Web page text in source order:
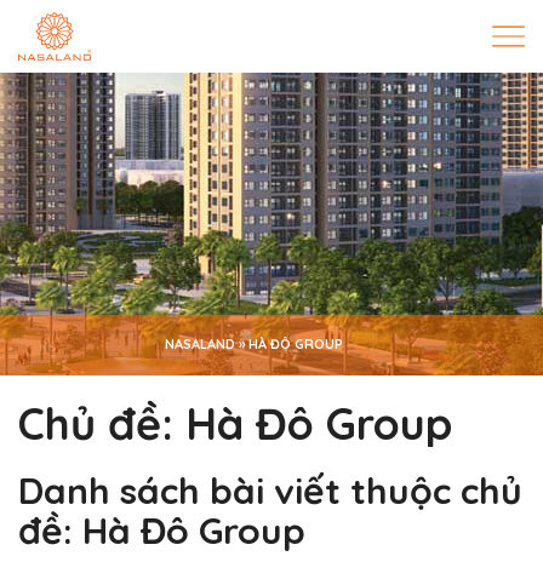
NASALAND»HÀ ĐÔ GROUP
Chủ đề: Hà Đô Group
Danh sách bài viết thuộc chủ
đề: Hà Đô Group